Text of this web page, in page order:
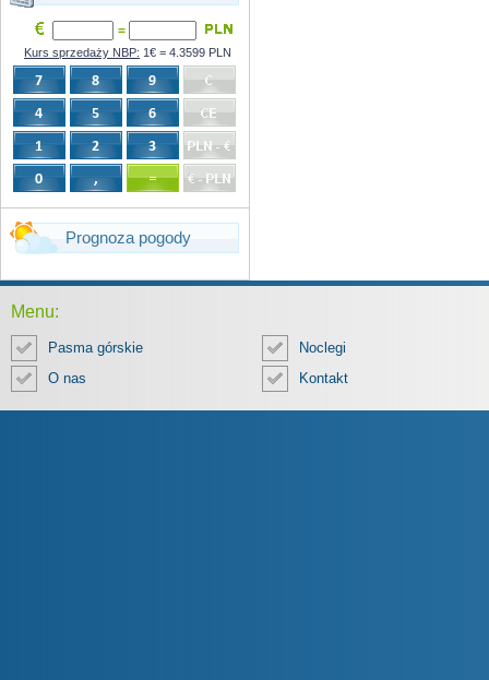
=
Kurs sprzedaży NBP: 1€ = 4.3599 PLN
Prognoza pogody
Menu:
Pasma górskie
Noclegi
O nas
Kontakt